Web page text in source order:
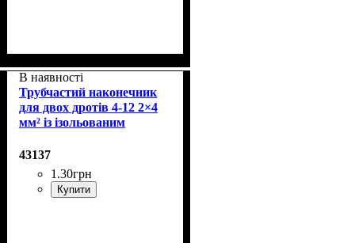
В наявності
Трубчастий наконечник
для двох дротів 4-12 2×4
мм² із ізольованим
43137
1 .30грн
Купити